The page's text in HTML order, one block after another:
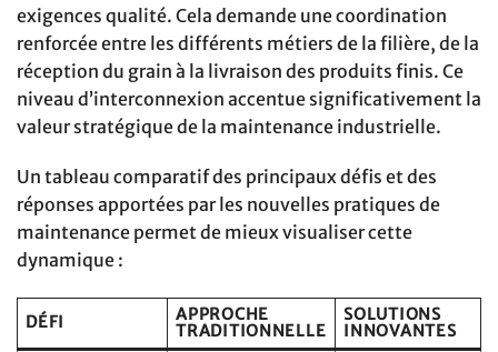
exigences qualité. Cela demande une coordination
renforcée entre les différents métiers de la filière, de la
réception du grain à la livraison des produits finis. Ce
niveau d’interconnexion accentue significativement la
valeur stratégique de la maintenance industrielle.
Un tableau comparatif des principaux défis et des
réponses apportées par les nouvelles pratiques de
maintenance permet de mieux visualiser cette
dynamique :
DÉFI
APPROCHE
TRADITIONNELLE
SOLUTIONS
INNOVANTES